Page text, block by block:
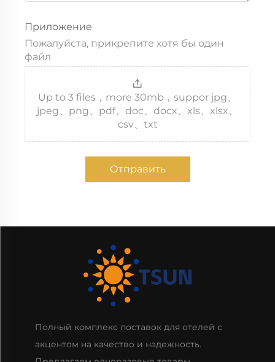
Приложение
Пожалуйста, прикрепите хотя бы один
файл
Up to 3 files，more 30mb，suppor jpg、
jpeg、png、pdf、doc、docx、xls、xlsx、
csv、txt
Отправить
Полный комплекс поставок для отелей с
акцентом на качество и надежность.